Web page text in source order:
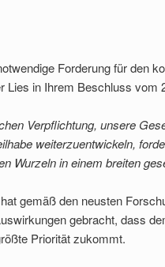
Forderung für den
Lies in Ihrem Beschluss vom
Verpflichtung, unsere
weiterzuentwickeln,
Wurzeln in einem breiten
gemäß den neusten
gebracht, dass
Priorität zukommt.